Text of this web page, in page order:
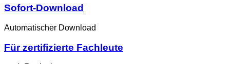
Sofort-Download
Automatischer Download
Für zertifizierte Fachleute